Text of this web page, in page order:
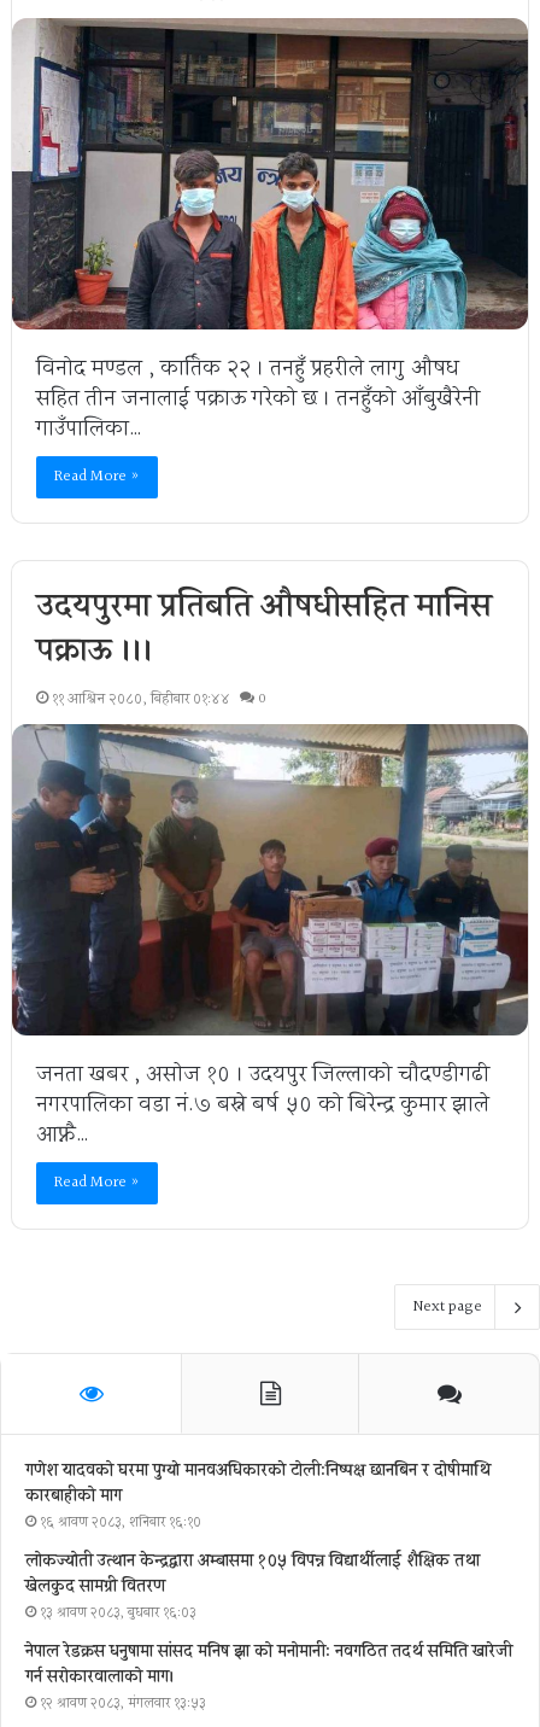
विनोद मण्डल , कार्तिक २२ । तनहुँ प्रहरीले लागु औषध
सहित तीन जनालाई पक्राऊ गरेको छ । तनहुँको आँबुखैरेनी
गाउँपालिका…
Read More »
उदयपुरमा प्रतिबन्धित औषधीसहित मानिस
पक्राऊ ।।।
११ आश्विन २०८०, बिहीबार ०१:४४ 0
जनता खबर , असाेज १० । उदयपुर जिल्लाको चौदण्डीगढी
नगरपालिका वडा नं.७ बस्ने बर्ष ५० को बिरेन्द्र कुमार झाले
आफ्नै…
Read More »
Next page
गणेश यादवको घरमा पुग्याे मानवअधिकारकाे टोली:निष्पक्ष छानबिन र दोषीमाथि
कारबाहीको माग
१६ श्रावण २०८३, शनिबार १६:१०
लोकज्योती उत्थान केन्द्रद्वारा अम्बासमा १०५ विपन्न विद्यार्थीलाई शैक्षिक तथा
खेलकुद सामग्री वितरण
१३ श्रावण २०८३, बुधबार १६:०३
नेपाल रेडक्रस धनुषामा सांसद मनिष झा को मनोमानी: नवगठित तदर्थ समिति खारेजी
गर्न सरोकारवालाको माग।
१२ श्रावण २०८३, मंगलवार १३:५३